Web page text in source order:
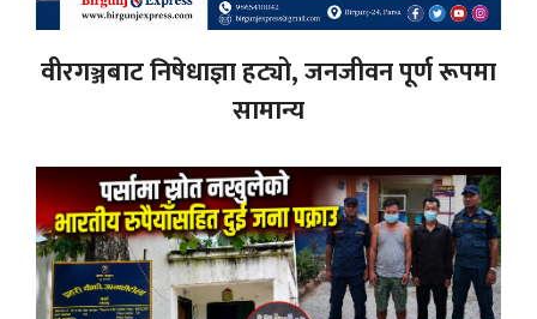
वीरगञ्जबाट निषेधाज्ञा हट्यो, जनजीवन पूर्ण रूपमा
सामान्य